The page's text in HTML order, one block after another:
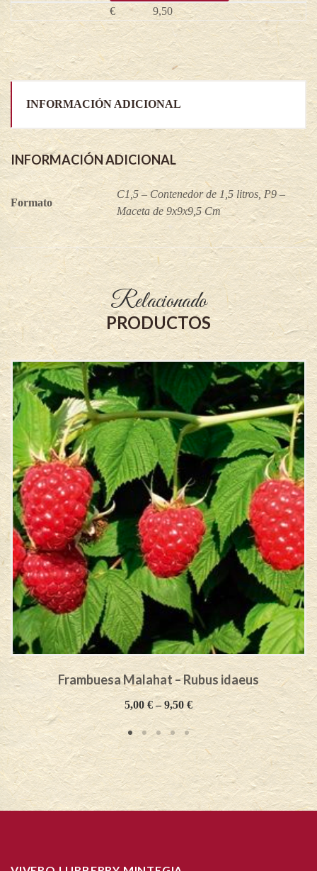
quantity
€ 9,50
INFORMACIÓN ADICIONAL
INFORMACIÓN ADICIONAL
Formato
C1,5 – Contenedor de 1,5 litros, P9 –
Maceta de 9x9x9,5 Cm
Relacionado
PRODUCTOS
Frambuesa Malahat – Rubus idaeus
5,00€ –9,50 €